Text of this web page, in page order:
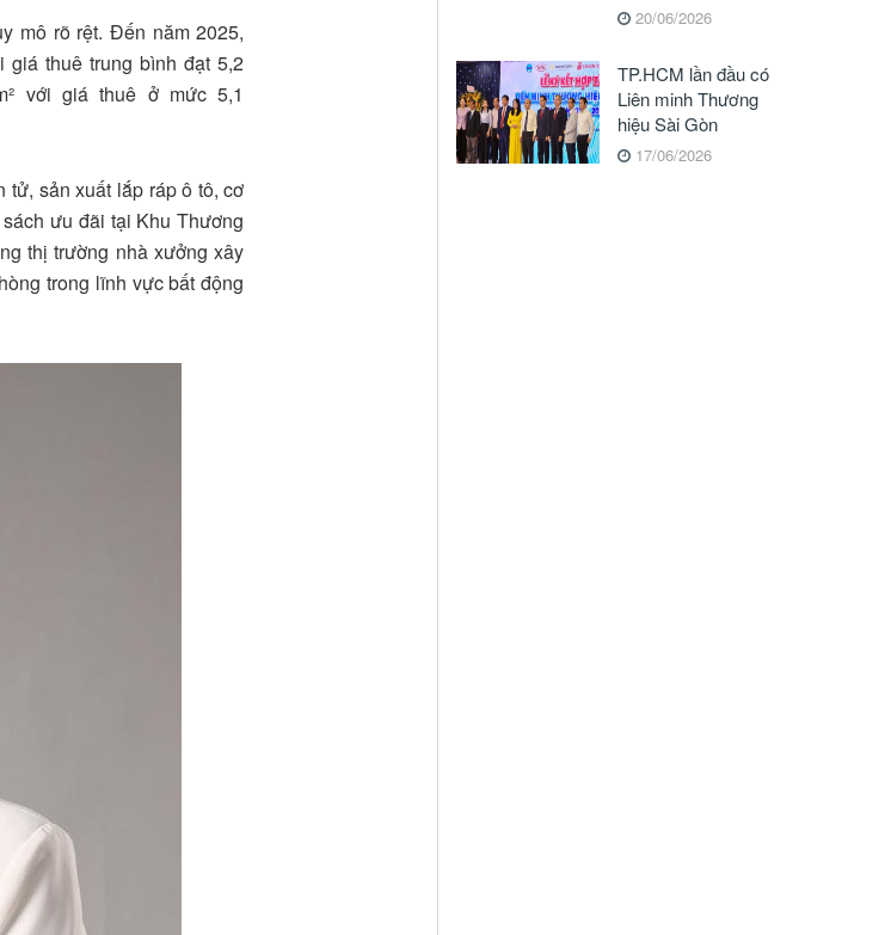
mô rõ rệt. Đến năm 2025,
giá thuê trung bình đạt 5,2
với giá thuê ở mức 5,1
tử, sản xuất lắp ráp ô tô, cơ
ưu đãi tại Khu Thương
thị trường nhà xưởng xây
trong lĩnh vực bất động
20/06/2026
TP.HCM lần đầu có
Liên minh Thương
hiệu Sài Gòn
17/06/2026